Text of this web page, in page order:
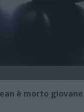
è morto giovane